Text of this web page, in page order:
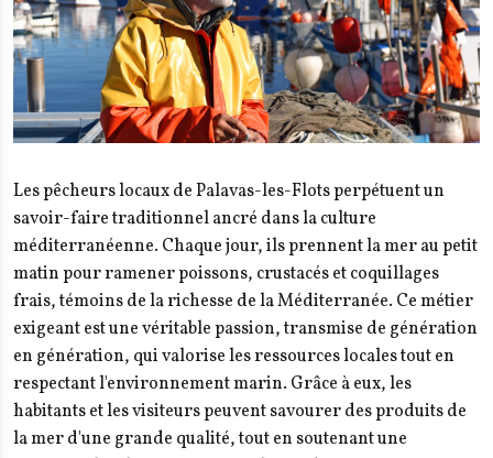
Les pêcheurs locaux de Palavas-les-Flots perpétuent un
savoir-faire traditionnel ancré dans la culture
méditerranéenne. Chaque jour, ils prennent la mer au petit
matin pour ramener poissons, crustacés et coquillages
frais, témoins de la richesse de la Méditerranée. Ce métier
exigeant est une véritable passion, transmise de génération
en génération, qui valorise les ressources locales tout en
respectant l'environnement marin. Grâce à eux, les
habitants et les visiteurs peuvent savourer des produits de
la mer d'une grande qualité, tout en soutenant une